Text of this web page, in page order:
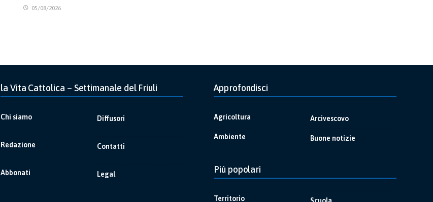
05/08/2026
la Vita Cattolica – Settimanale del Friuli
Chi siamo
Redazione
Abbonati
Diffusori
Contatti
Legal
Approfondisci
Agricoltura
Ambiente
Arcivescovo
Buone notizie
Più popolari
Territorio